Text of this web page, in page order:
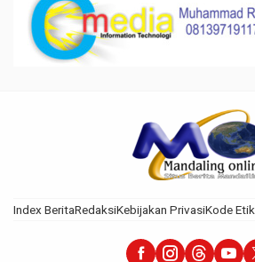
Index BeritaRedaksiKebijakan PrivasiKode Etik